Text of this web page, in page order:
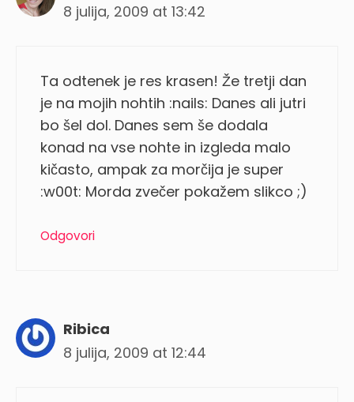
8 julija, 2009 at 13:42
Ta odtenek je res krasen! Že tretji dan
je na mojih nohtih :nails: Danes ali jutri
bo šel dol. Danes sem še dodala
konad na vse nohte in izgleda malo
kičasto, ampak za morčija je super
:w00t: Morda zvečer pokažem slikco ;)
Odgovori
Ribica
8 julija, 2009 at 12:44